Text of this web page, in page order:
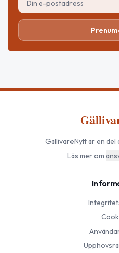
GällivareNyttär en del
Läs mer om